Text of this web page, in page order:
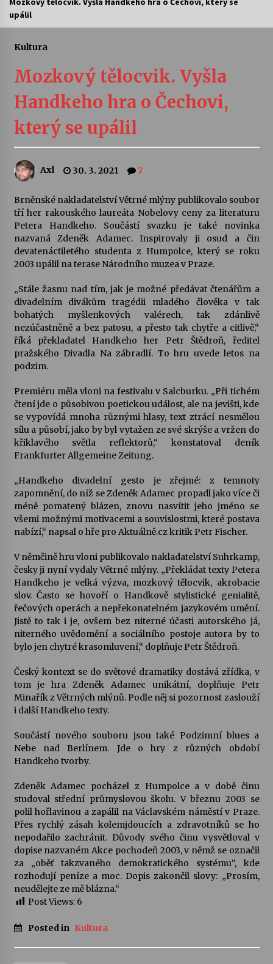
Vernisáž výstavy Josefíny Duškové: Stávám se
kapkou
30. 7. 2026
Veselí muzikanti
30. 7. 2026
šedesátka: 28. 7.–1. 8. 2026
28. 7. 2026
Letní koncerty ve Stromovce: Kolchoz a
Jenakaši
28. 7. 2026
Votavžatský ploty
23. 7. 2026
Letní koncerty ve Stromovce: Rufus Miller
Vysočinka
17. 7. 2026
14. 7. 2026
Za kulturou kousek za Humpolec. V Želivě ožije
odkaz Josefa Čapka
Varhanní recitál Michala Novenka v Klášteře
Želiv
3. 7. 2026
Petr Adamec – Malovaný svět
30. 6. 2026
upálil
Kultura
Mozkový tělocvik. Vyšla
Handkeho hra o Čechovi,
který se upálil
Axl 30. 3. 2021 7
Brněnské nakladatelství Větrné mlýny publikovalo soubor
tří her rakouského laureáta Nobelovy ceny za literaturu
Petera Handkeho. Součástí svazku je také novinka
nazvaná Zdeněk Adamec. Inspirovaly ji osud a čin
devatenáctiletého studenta z Humpolce, který se roku
2003 upálil na terase Národního muzea v Praze.
„Stále žasnu nad tím, jak je možné předávat čtenářům a
divadelním divákům tragédii mladého člověka v tak
bohatých myšlenkových valérech, tak zdánlivě
nezúčastněně a bez patosu, a přesto tak chytře a citlivě,“
říká překladatel Handkeho her Petr Štědroň, ředitel
pražského Divadla Na zábradlí. To hru uvede letos na
podzim.
Premiéru měla vloni na festivalu v Salcburku. „Při tichém
čtení jde o působivou poetickou událost, ale na jevišti, kde
se vypovídá mnoha různými hlasy, text ztrácí nesmělou
sílu a působí, jako by byl vytažen ze své skrýše a vržen do
křiklavého světla reflektorů,“ konstatoval deník
Frankfurter Allgemeine Zeitung.
„Handkeho divadelní gesto je zřejmé: z temnoty
zapomnění, do níž se Zdeněk Adamec propadl jako více či
méně pomatený blázen, znovu nasvítit jeho jméno se
všemi možnými motivacemi a souvislostmi, které postava
nabízí,“ napsal o hře pro Aktuálně.cz kritik Petr Fischer.
V němčině hru vloni publikovalo nakladatelství Suhrkamp,
česky ji nyní vydaly Větrné mlýny. „Překládat texty Petera
Handkeho je velká výzva, mozkový tělocvik, akrobacie
slov. Často se hovoří o Handkově stylistické genialitě,
řečových operách a nepřekonatelném jazykovém umění.
Jistě to tak i je, ovšem bez niterné účasti autorského já,
niterného uvědomění a sociálního postoje autora by to
bylo jen chytré krasomluvení,“ doplňuje Petr Štědroň.
Český kontext se do světové dramatiky dostává zřídka, v
tom je hra Zdeněk Adamec unikátní, doplňuje Petr
Minařík z Větrných mlýnů. Podle něj si pozornost zaslouží
i další Handkeho texty.
Součástí nového souboru jsou také Podzimní blues a
Nebe nad Berlínem. Jde o hry z různých období
Handkeho tvorby.
Zdeněk Adamec pocházel z Humpolce a v době činu
studoval střední průmyslovou školu. V březnu 2003 se
polil hořlavinou a zapálil na Václavském náměstí v Praze.
Přes rychlý zásah kolemjdoucích a zdravotníků se ho
nepodařilo zachránit. Důvody svého činu vysvětloval v
dopise nazvaném Akce pochodeň 2003, v němž se označil
za „oběť takzvaného demokratického systému“, kde
rozhodují peníze a moc. Dopis zakončil slovy: „Prosím,
neudělejte ze mě blázna.“
Post Views: 6
Posted in Kultura